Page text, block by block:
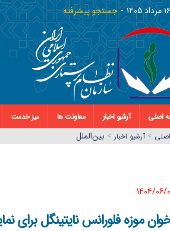
جستجو پیشرفته
اصلی آرشیو اخبار معاونت ها میز خدمت
> آرشیو اخبار > بین‌الملل
08١٠:٠٦
موزه فلورانس نایتینگل برای